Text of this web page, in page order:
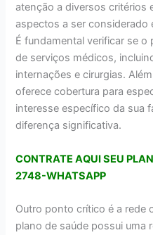
atenção a diversos critérios
aspectos a ser considerado
É fundamental verificar se o
de serviços médicos,
internações e cirurgias.
oferece cobertura para
interesse específico da sua
diferença significativa.
CONTRATE AQUI SEU
2748-WHATSAPP
Outro ponto crítico é a rede
plano de saúde possui uma